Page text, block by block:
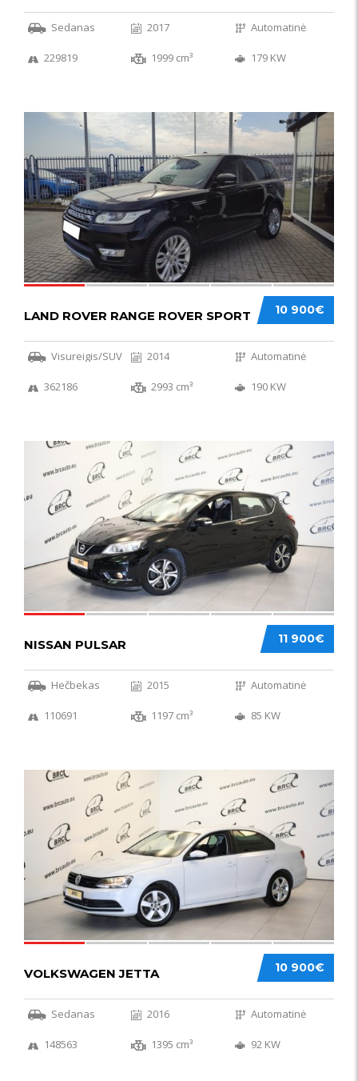
Sedanas 2017 Automatinė
229819 1999 cm³ 179 KW
10 900€
LAND ROVER RANGE ROVER SPORT
Visureigis/SUV 2014 Automatinė
362186 2993 cm³ 190 KW
11 900€
NISSAN PULSAR
Hečbekas 2015 Automatinė
110691 1197 cm³ 85 KW
49
10 900€
VOLKSWAGEN JETTA
Sedanas 2016 Automatinė
148563 1395 cm³ 92 KW